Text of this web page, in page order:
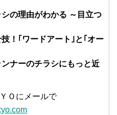
シの理由がわかる ～目立つ
！｢ワードアート｣と｢オー
ンナーのチラシにもっと近
Ｏにメールで